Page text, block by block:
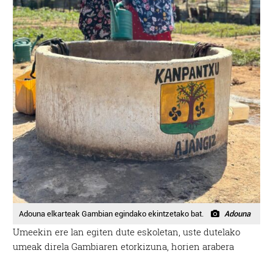
Adouna elkarteak Gambian egindako ekintzetako bat. Adouna
Umeekin ere lan egiten dute eskoletan, uste dutelako
umeak direla Gambiaren etorkizuna, horien arabera